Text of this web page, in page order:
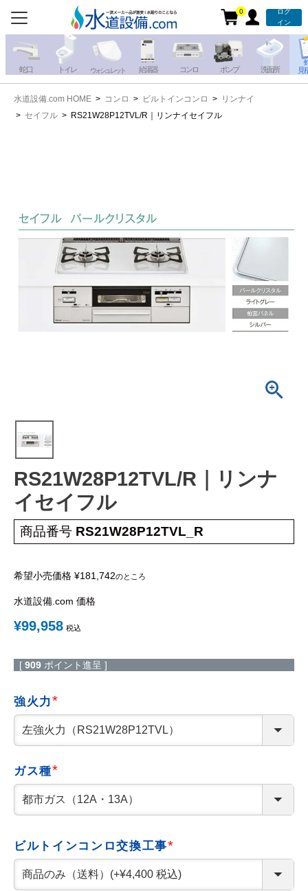
0
ログ
イン
蛇 口 トイレ ウォシュレット 給湯器 コンロ ポンプ 洗面所
見
お電話での注文・お見積も
承っております!!
携帯電話から
写真を送る
iPhone・iPadから
お問い合わせ
トイレ
ウォシュレッ
給湯器
蛇口（水栓）の交換はこちら
ウォシュレットなどの交換はこちら
給湯器の交換はこちら
工事について
給湯器見積もりフォーム
取り扱いメーカー
DTY
交換工事
水道設備.com HOME コンロ ビルトインコンロ
リンナイ
セイフル
RS21W28P12TVL/R｜リンナイセイフル
RS21W28P12TVL/R｜リンナ
イセイフル
商品番号 RS21W28P12TVL_R
希望小売価格 ¥181,742のところ
水道設備.com 価格
¥99,958 税込
[ 909 ポイント進呈 ]
強火力
(
必
ガス種
(
必
ビルトインコンロ交換工事
(
必